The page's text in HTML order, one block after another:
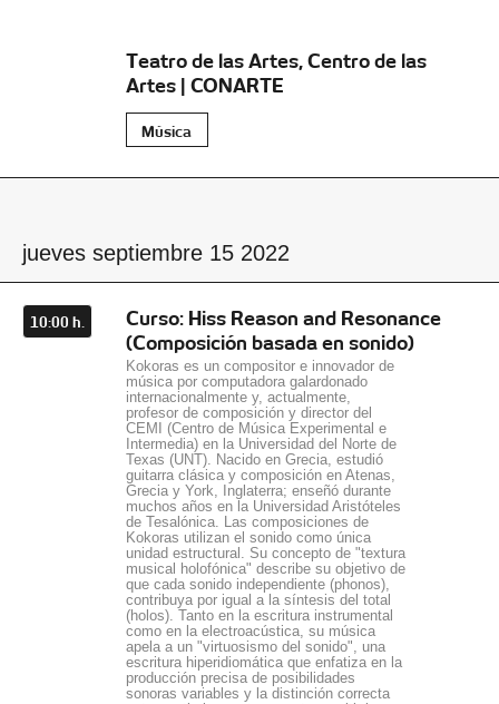
Teatro de las Artes, Centro de las
Artes | CONARTE
Música
jueves septiembre 15 2022
10:00 h.
Curso: Hiss Reason and Resonance
(Composición basada en sonido)
Kokoras es un compositor e innovador de
música por computadora galardonado
internacionalmente y, actualmente,
profesor de composición y director del
CEMI (Centro de Música Experimental e
Intermedia) en la Universidad del Norte de
Texas (UNT). Nacido en Grecia, estudió
guitarra clásica y composición en Atenas,
Grecia y York, Inglaterra; enseñó durante
muchos años en la Universidad Aristóteles
de Tesalónica. Las composiciones de
Kokoras utilizan el sonido como única
unidad estructural. Su concepto de "textura
musical holofónica" describe su objetivo de
que cada sonido independiente (phonos),
contribuya por igual a la síntesis del total
(holos). Tanto en la escritura instrumental
como en la electroacústica, su música
apela a un "virtuosismo del sonido", una
escritura hiperidiomática que enfatiza en la
producción precisa de posibilidades
sonoras variables y la distinción correcta